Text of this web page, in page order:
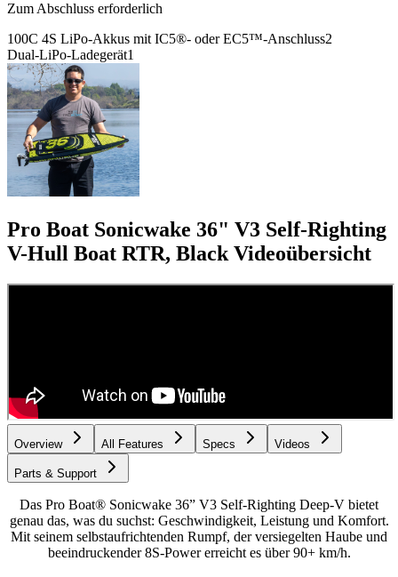
Zum Abschluss erforderlich
100C 4S LiPo-Akkus mit IC5®- oder EC5™-Anschluss2
Dual-LiPo-Ladegerät1
Pro Boat Sonicwake 36" V3 Self-Righting
V-Hull Boat RTR, Black Videoübersicht
Overview All Features Specs Videos
Parts & Support
Das Pro Boat® Sonicwake 36” V3 Self-Righting Deep-V bietet
genau das, was du suchst: Geschwindigkeit, Leistung und Komfort.
Mit seinem selbstaufrichtenden Rumpf, der versiegelten Haube und
beeindruckender 8S-Power erreicht es über 90+ km/h.